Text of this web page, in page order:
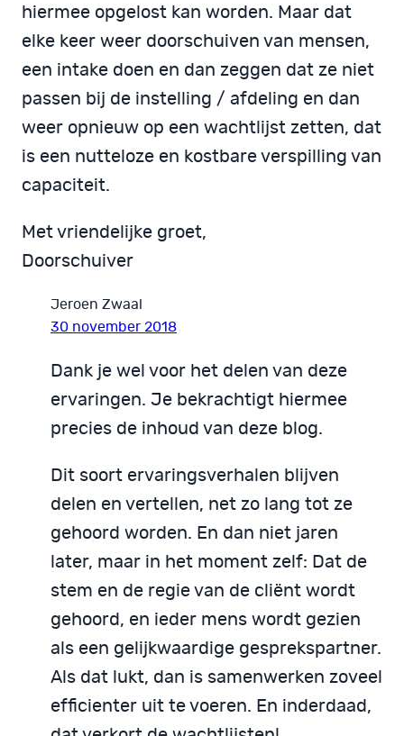
hiermee opgelost kan worden. Maar dat
elke keer weer doorschuiven van mensen,
een intake doen en dan zeggen dat ze niet
passen bij de instelling / afdeling en dan
weer opnieuw op een wachtlijst zetten, dat
is een nutteloze en kostbare verspilling van
capaciteit.
Met vriendelijke groet,
Doorschuiver
Jeroen Zwaal
30 november 2018
Dank je wel voor het delen van deze
ervaringen. Je bekrachtigt hiermee
precies de inhoud van deze blog.
Dit soort ervaringsverhalen blijven
delen en vertellen, net zo lang tot ze
gehoord worden. En dan niet jaren
later, maar in het moment zelf: Dat de
stem en de regie van de cliënt wordt
gehoord, en ieder mens wordt gezien
als een gelijkwaardige gesprekspartner.
Als dat lukt, dan is samenwerken zoveel
efficienter uit te voeren. En inderdaad,